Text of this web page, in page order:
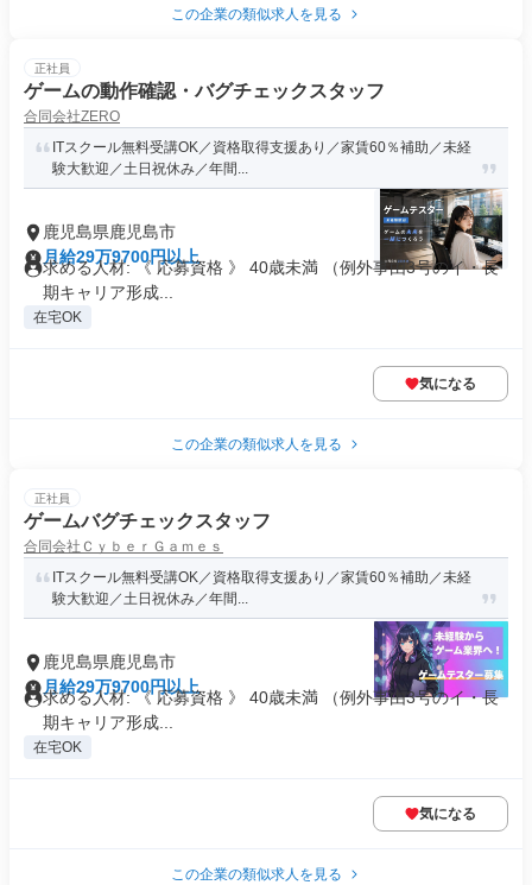
この企業の類似求人を見る
正社員
ゲームの動作確認・バグチェックスタッフ
合同会社ZERO
ITスクール無料受講OK／資格取得支援あり／家賃60％補助／未経
験大歓迎／土日祝休み／年間...
鹿児島県鹿児島市
月給29万9700円以上
求める人材: 《 応募資格 》 40歳未満 （例外事由3号のイ・長
期キャリア形成...
在宅OK
気になる
この企業の類似求人を見る
正社員
ゲームバグチェックスタッフ
合同会社ＣｙｂｅｒＧａｍｅｓ
ITスクール無料受講OK／資格取得支援あり／家賃60％補助／未経
験大歓迎／土日祝休み／年間...
鹿児島県鹿児島市
月給29万9700円以上
求める人材: 《 応募資格 》 40歳未満 （例外事由3号のイ・長
期キャリア形成...
在宅OK
気になる
この企業の類似求人を見る